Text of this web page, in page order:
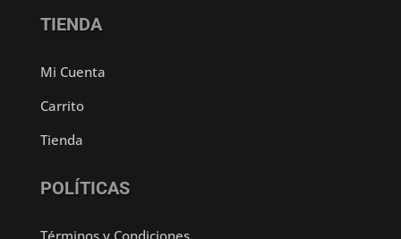
TIENDA
Mi Cuenta
Carrito
Tienda
POLÍTICAS
Términos y Condiciones